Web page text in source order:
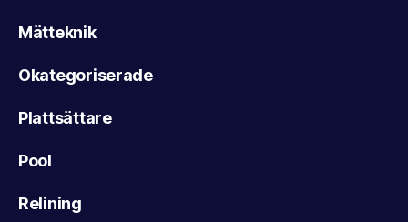
Mätteknik
Okategoriserade
Plattsättare
Pool
Relining